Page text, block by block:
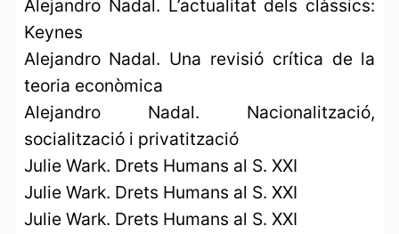
Alejandro Nadal. L’actualitat dels clàssics:
Keynes
Alejandro Nadal. Una revisió crítica de la
teoria econòmica
Alejandro Nadal. Nacionalització,
socialització i privatització
Julie Wark. Drets Humans al S. XXI
Julie Wark. Drets Humans al S. XXI
Julie Wark. Drets Humans al S. XXI